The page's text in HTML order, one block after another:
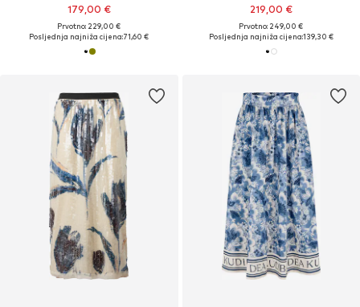
179,00 €
Prvotno: 229,00 €
Posljednja najniža cijena:71,60 €
219,00 €
Prvotno: 249,00 €
Posljednja najniža cijena:139,30 €